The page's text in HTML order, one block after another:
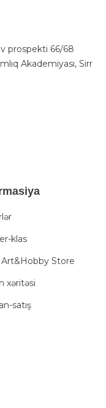
prospekti 66/68
Akademiyası, Sirr
klas
Art&Hobby Store
xəritəsi
satış